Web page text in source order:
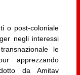
o post-coloniale
negli interessi
le
apprezzando
da Amitav